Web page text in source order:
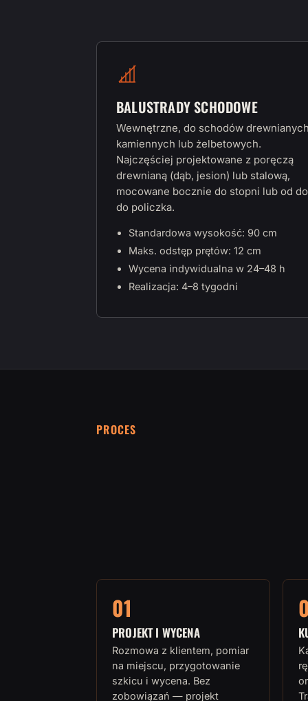
BALUSTRADY SCHODOWE
Wewnętrzne, do schodów
kamiennych lub żelbetowych.
Najczęściej projektowane z poręczą
drewnianą (dąb, jesion) lub stalową,
mocowane bocznie do stopni lub od
do policzka.
Standardowa wysokość: 90 cm
Maks. odstęp prętów: 12 cm
Wycena indywidualna w 24–48 h
Realizacja: 4–8 tygodni
PROCES
01
PROJEKT I WYCENA
Rozmowa z klientem, pomiar
na miejscu, przygotowanie
szkicu i wycena. Bez
zobowiązań — projekt